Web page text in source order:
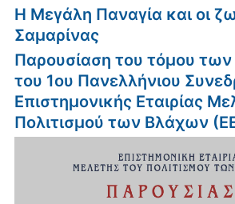
Η Μεγάλη Παναγία και οι
Σαμαρίνας
Παρουσίαση του τόμου
του 1ου Πανελλήνιου
Επιστημονικής Εταιρίας
Πολιτισμού των Βλάχων